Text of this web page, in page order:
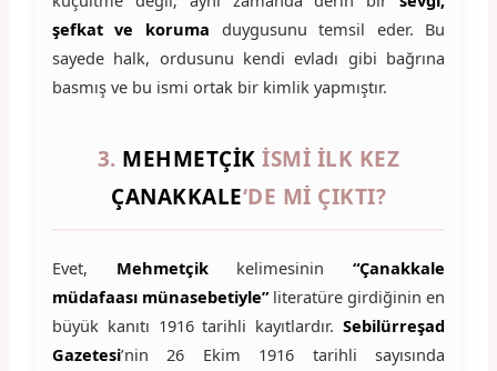
şefkat ve koruma duygusunu temsil eder. Bu
sayede halk, ordusunu kendi evladı gibi bağrına
basmış ve bu ismi ortak bir kimlik yapmıştır.
3. MEHMETÇIK ISMI ILK KEZ
ÇANAKKALE‘DE MI ÇIKTI?
Evet, Mehmetçikkelimesinin“Çanakkale
müdafaası münasebetiyle”literatüre girdiğinin en
büyük kanıtı 1916 tarihli kayıtlardır.Sebilürreşad
Gazetesi’nin 26 Ekim 1916 tarihli sayısında